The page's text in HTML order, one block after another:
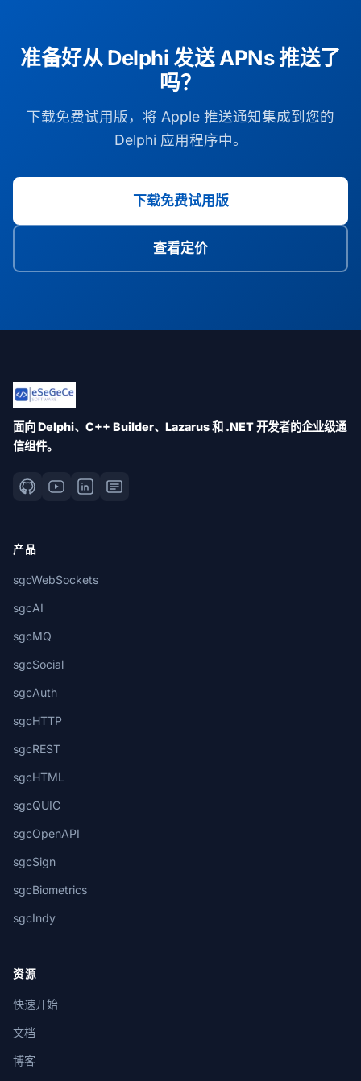
准备好从 Delphi 发送 APNs 推送了
吗？
下载免费试用版，将 Apple 推送通知集成到您的
Delphi 应用程序中。
下载免费试用版
查看定价
面向 Delphi、C++ Builder、Lazarus 和 .NET 开发者的企业级通
信组件。
产品
sgcWebSockets
sgcAI
sgcMQ
sgcSocial
sgcAuth
sgcHTTP
sgcREST
sgcHTML
sgcQUIC
sgcOpenAPI
sgcSign
sgcBiometrics
sgcIndy
资源
快速开始
文档
博客